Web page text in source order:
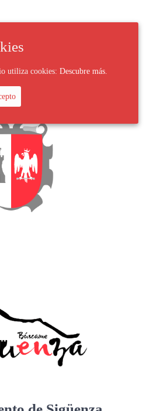
utiliza cookies: Descubre más.